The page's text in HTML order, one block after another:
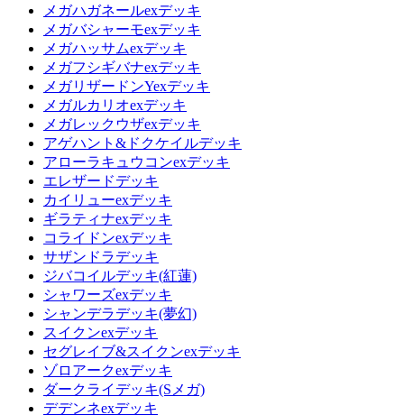
メガハガネールexデッキ
メガバシャーモexデッキ
メガハッサムexデッキ
メガフシギバナexデッキ
メガリザードンYexデッキ
メガルカリオexデッキ
メガレックウザexデッキ
アゲハント&ドクケイルデッキ
アローラキュウコンexデッキ
エレザードデッキ
カイリューexデッキ
ギラティナexデッキ
コライドンexデッキ
サザンドラデッキ
ジバコイルデッキ(紅蓮)
シャワーズexデッキ
シャンデラデッキ(夢幻)
スイクンexデッキ
セグレイブ&スイクンexデッキ
ゾロアークexデッキ
ダークライデッキ(Sメガ)
デデンネexデッキ